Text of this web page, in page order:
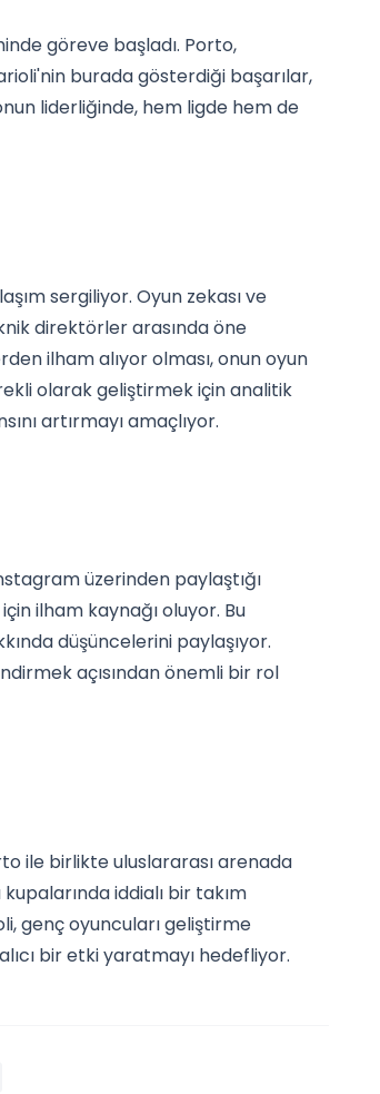
göreve başladı. Porto,
burada gösterdiği başarılar,
liderliğinde, hem ligde hem de
sergiliyor. Oyun zekası ve
direktörler arasında öne
ilham alıyor olması, onun oyun
olarak geliştirmek için analitik
artırmayı amaçlıyor.
üzerinden paylaştığı
ilham kaynağı oluyor. Bu
düşüncelerini paylaşıyor.
açısından önemli bir rol
ile birlikte uluslararası arenada
iddialı bir takım
genç oyuncuları geliştirme
bir etki yaratmayı hedefliyor.